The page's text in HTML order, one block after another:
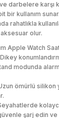
darbelere karşı
bir kullanım
rahatlıkla
olur.
Apple Watch
modunda alarm
ömürlü silikon
şarj edin